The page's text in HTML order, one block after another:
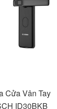
Cửa Vân Tay
ID30BKB